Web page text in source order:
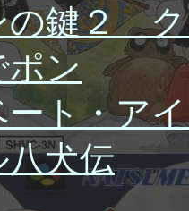
の鍵２ ク
ン
ト・ア
犬伝